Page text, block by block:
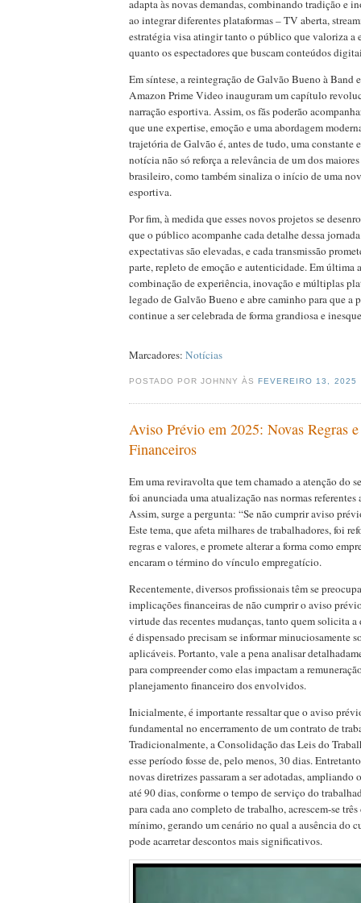
adapta às novas demandas, combinando tradição e
ao integrar diferentes plataformas – TV aberta,
estratégia visa atingir tanto o público que valoriza a
quanto os espectadores que buscam conteúdos
Em síntese, a reintegração de Galvão Bueno à Band
Amazon Prime Video inauguram um capítulo
narração esportiva. Assim, os fãs poderão
que une expertise, emoção e uma abordagem
trajetória de Galvão é, antes de tudo, uma constante
notícia não só reforça a relevância de um dos
brasileiro, como também sinaliza o início de uma
esportiva.
Por fim, à medida que esses novos projetos se
que o público acompanhe cada detalhe dessa
expectativas são elevadas, e cada transmissão
parte, repleto de emoção e autenticidade. Em última
combinação de experiência, inovação e múltiplas
legado de Galvão Bueno e abre caminho para que a
continue a ser celebrada de forma grandiosa e
Marcadores: Notícias
POSTADO POR JOHNNY ÀSFEVEREIRO 13, 2025
Aviso Prévio em 2025: Novas Regras
Financeiros
Em uma reviravolta que tem chamado a atenção do
foi anunciada uma atualização nas normas
Assim, surge a pergunta: “Se não cumprir aviso
Este tema, que afeta milhares de trabalhadores, foi
regras e valores, e promete alterar a forma como
encaram o término do vínculo empregatício.
Recentemente, diversos profissionais têm se
implicações financeiras de não cumprir o aviso
virtude das recentes mudanças, tanto quem solicita
é dispensado precisam se informar minuciosamente
aplicáveis. Portanto, vale a pena analisar
para compreender como elas impactam a
planejamento financeiro dos envolvidos.
Inicialmente, é importante ressaltar que o aviso
fundamental no encerramento de um contrato de
Tradicionalmente, a Consolidação das Leis do
esse período fosse de, pelo menos, 30 dias.
novas diretrizes passaram a ser adotadas, ampliando
até 90 dias, conforme o tempo de serviço do
para cada ano completo de trabalho, acrescem-se
mínimo, gerando um cenário no qual a ausência do
pode acarretar descontos mais significativos.